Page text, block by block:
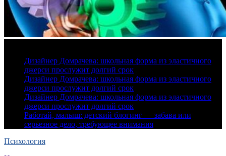
Дизайнер Домрачева: школьная форма из эластичного
джерси прослужит долгий срок
Дизайнер Домрачева: школьная форма из эластичного
джерси прослужит долгий срок
Дизайнер Домрачева: школьная форма из эластичного
джерси прослужит долгий срок
Работай, малыш: детский блогинг — забава или
серьезное дело, требующее внимания
Психология